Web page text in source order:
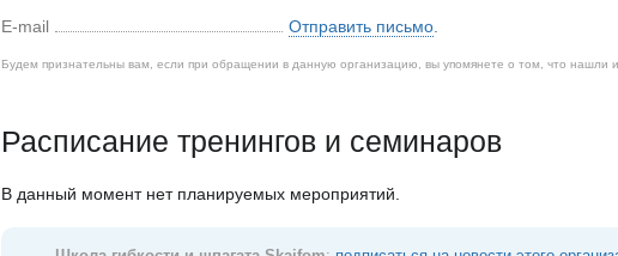
E-mail
Отправить письмо.
Будем признательны вам, если при обращении в данную организацию, вы упомянете о том, что нашли
Расписание тренингов и семинаров
В данный момент нет планируемых мероприятий.